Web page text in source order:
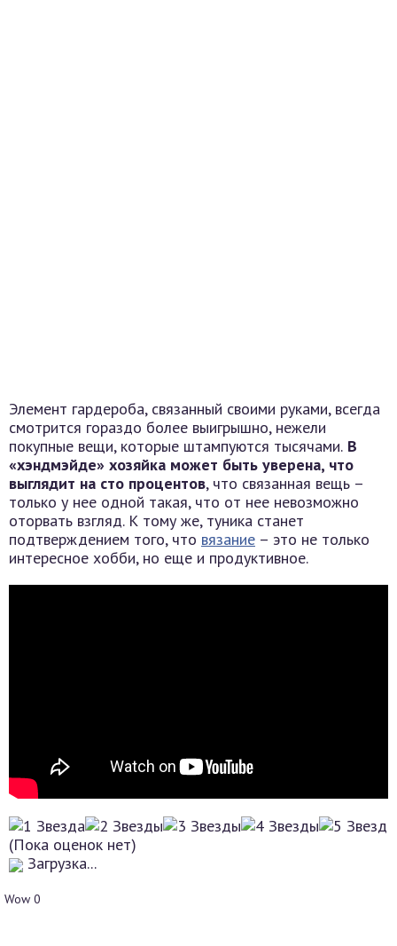
Элемент гардероба, связанный своими руками, всегда
смотрится гораздо более выигрышно, нежели
покупные вещи, которые штампуются тысячами. В
«хэндмэйде» хозяйка может быть уверена, что
выглядит на сто процентов, что связанная вещь –
только у нее одной такая, что от нее невозможно
оторвать взгляд. К тому же, туника станет
подтверждением того, что вязание – это не только
интересное хобби, но еще и продуктивное.
(Пока оценок нет)
Загрузка...
Wow 0